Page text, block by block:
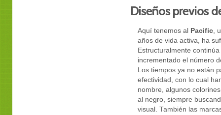
Diseños previos
Aquí tenemos al Pacific,
años de vida activa, ha
Estructuralmente
incrementado el número
Los tiempos ya no están
efectividad, con lo cual
nombre, algunos
al negro, siempre
visual. También las